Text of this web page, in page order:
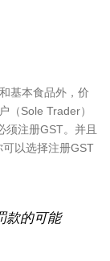
基本食品外，价
（Sole Trader）
注册GST。并且
以选择注册GST
款的可能